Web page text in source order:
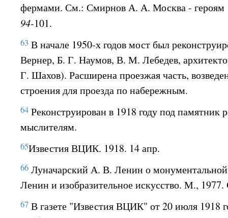
фермами. См.: Смирнов А. А. Москва - героям
94-101.
63 В начале 1950-х годов мост был
Вернер, Б. Г. Наумов, В. М. Лебедев,
Г. Шахов). Расширена проезжая часть,
строения для проезда по набережным.
64 Реконструирован в 1918 году под
мыслителям.
65Известия ВЦИК. 1918. 14 апр.
66 Луначарский А. В. Ленин о
Ленин и изобразительное искусство. М.,
67 В газете "Известия ВЦИК" от 20 июля 1918